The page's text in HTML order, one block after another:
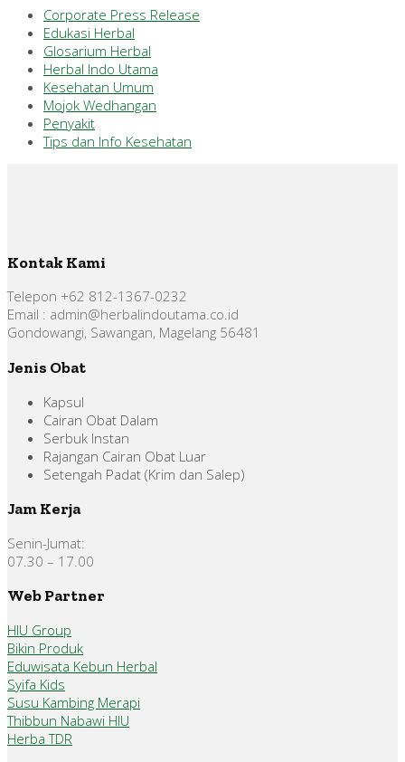
Corporate Press Release
Edukasi Herbal
Glosarium Herbal
Herbal Indo Utama
Kesehatan Umum
Mojok Wedhangan
Penyakit
Tips dan Info Kesehatan
Kontak Kami
Telepon +62 812-1367-0232
Email : admin@herbalindoutama.co.id
Gondowangi, Sawangan, Magelang 56481
Jenis Obat
Kapsul
Cairan Obat Dalam
Serbuk Instan
Rajangan Cairan Obat Luar
Setengah Padat (Krim dan Salep)
Jam Kerja
Senin-Jumat:
07.30 – 17.00
Web Partner
HIU Group
Bikin Produk
Eduwisata Kebun Herbal
Syifa Kids
Susu Kambing Merapi
Thibbun Nabawi HIU
Herba TDR